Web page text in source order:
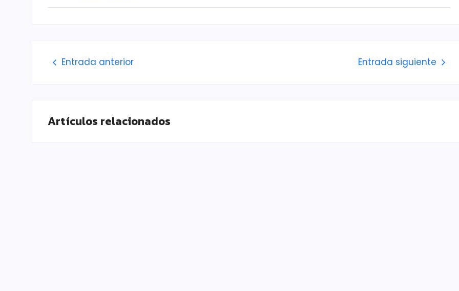
Entrada anterior Entrada siguiente
Artículos relacionados